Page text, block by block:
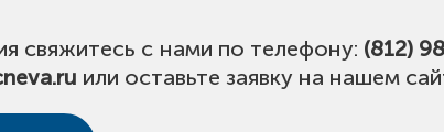
свяжитесь с нами по телефону: (812)
или оставьте заявку на нашем